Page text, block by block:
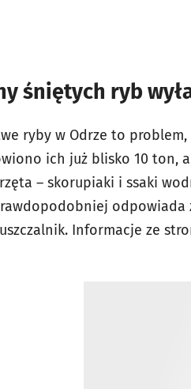
śniętych ryb
ryby w Odrze to
ich już blisko 10 ton,
– skorupiaki i ssaki
odpowiada
Informacje ze